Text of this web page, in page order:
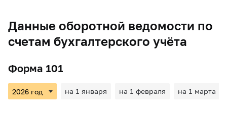
Данные оборотной ведомости по
счетам бухгалтерского учёта
Форма 101
на 1 января на 1 февраля на 1 марта